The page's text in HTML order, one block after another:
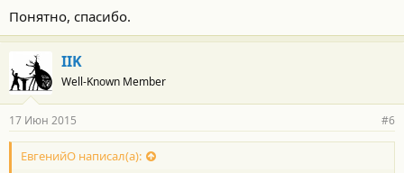
Понятно, спасибо.
IIK
Well-Known Member
17 Июн 2015 #6
ЕвгенийО написал(а):